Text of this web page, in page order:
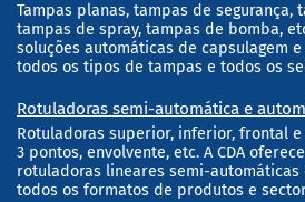
Tampas planas, tampas de segurança,
tampas de spray, tampas de bomba,
soluções automáticas de capsulagem
todos os tipos de tampas e todos os
Rotuladoras semi-automática e
Rotuladoras superior, inferior, frontal
3 pontos, envolvente, etc. A CDA
rotuladoras lineares semi-automáticas
todos os formatos de produtos e